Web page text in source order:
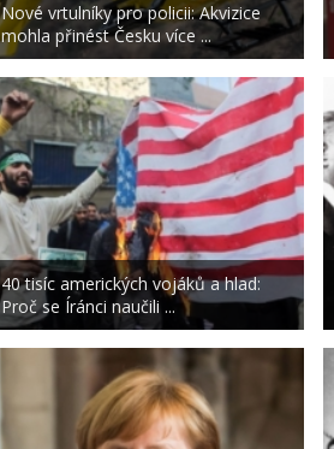
Nové vrtulníky pro policii: Akvizice
mohla přinést Česku více ...
40 tisíc amerických vojáků a hlad:
Proč se Íránci naučili ...